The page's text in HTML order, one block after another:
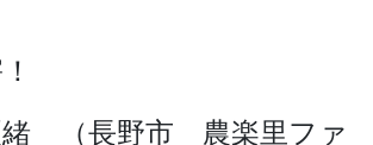
（長野市 農楽里ファ